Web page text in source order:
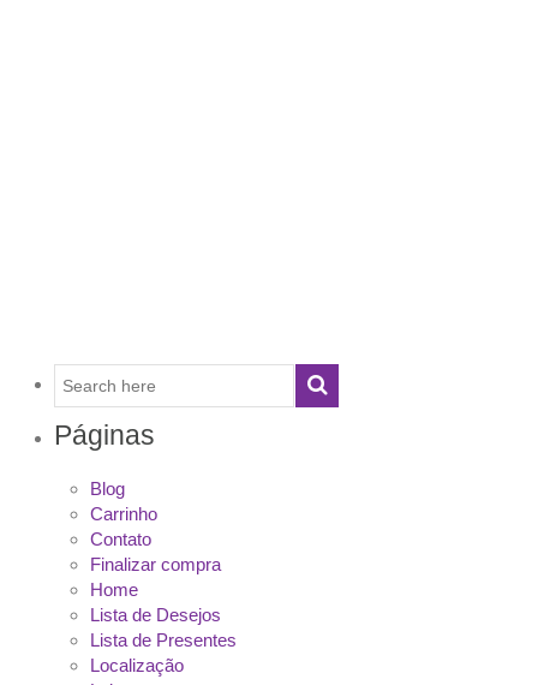
Páginas
Blog
Carrinho
Contato
Finalizar compra
Home
Lista de Desejos
Lista de Presentes
Localização